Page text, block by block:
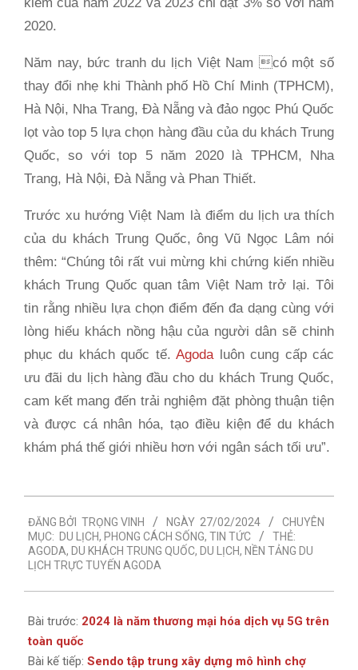
2020.
Năm nay, bức tranh du lịch Việt Nam có một số
thay đổi nhẹ khi Thành phố Hồ Chí Minh (TPHCM),
Hà Nội, Nha Trang, Đà Nẵng và đảo ngọc Phú Quốc
lọt vào top 5 lựa chọn hàng đầu của du khách Trung
Quốc, so với top 5 năm 2020 là TPHCM, Nha
Trang, Hà Nội, Đà Nẵng và Phan Thiết.
Trước xu hướng Việt Nam là điểm du lịch ưa thích
của du khách Trung Quốc, ông Vũ Ngọc Lâm nói
thêm: “Chúng tôi rất vui mừng khi chứng kiến nhiều
khách Trung Quốc quan tâm Việt Nam trở lại. Tôi
tin rằng nhiều lựa chọn điểm đến đa dạng cùng với
lòng hiếu khách nồng hậu của người dân sẽ chinh
phục du khách quốc tế.Agodaluôn cung cấp các
ưu đãi du lịch hàng đầu cho du khách Trung Quốc,
cam kết mang đến trải nghiệm đặt phòng thuận tiện
và được cá nhân hóa, tạo điều kiện để du khách
khám phá thế giới nhiều hơn với ngân sách tối ưu”.
02-
27
ĐĂNG BỞI TRỌNG VINH NGÀY 27/02/2024
CHUYÊN
MỤC: DU LỊCH, PHONG CÁCH SỐNG, TIN TỨC
THẺ:
AGODA, DU KHÁCH TRUNG QUỐC, DU LỊCH, NỀN TẢNG DU
LỊCH TRỰC TUYẾN AGODA
Bài trước: 2024 là năm thương mại hóa dịch vụ 5G trên
toàn quốc
Bài kế tiếp: Sendo tập trung xây dựng mô hình chợ